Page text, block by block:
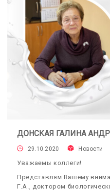
ДОНСКАЯ ГАЛИНА
29.10.2020 Новости
Уважаемы коллеги!
Представлям Вашему
Г.А., доктором